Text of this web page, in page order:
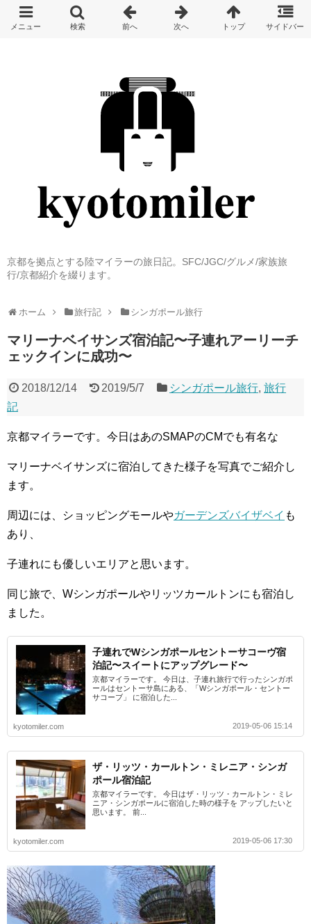
京都を拠点とする陸マイラーの旅日記。SFC/JGC/グルメ/家族旅
行/京都紹介を綴ります。
ホーム 旅行記 シンガポール旅行
マリーナベイサンズ宿泊記〜子連れアーリーチ
ェックインに成功〜
2018/12/14 2019/5/7 シンガポール旅行,旅行
記
京都マイラーです。今日はあのSMAPのCMでも有名な
マリーナベイサンズに宿泊してきた様子を写真でご紹介し
ます。
周辺には、ショッピングモールやガーデンズバイザベイ も
あり、
子連れにも優しいエリアと思います。
同じ旅で、Wシンガポールやリッツカールトンにも宿泊し
ました。
子連れでWシンガポールセントーサコーヴ宿
泊記〜スイートにアップグレード〜
京都マイラーです。 今日は、子連れ旅行で行ったシンガポ
ールはセントーサ島にある、「Wシンガポール・セントー
サコーブ」 に宿泊した...
kyotomiler.com 2019-05-06 15:14
ザ・リッツ・カールトン・ミレニア・シンガ
ポール宿泊記
京都マイラーです。 今日はザ・リッツ・カールトン・ミレ
ニア・シンガポールに宿泊した時の様子を アップしたいと
思います。 前...
kyotomiler.com 2019-05-06 17:30